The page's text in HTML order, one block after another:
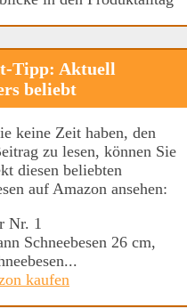
Tipp: Aktuell
beliebt
keine Zeit haben, den
zu lesen, können Sie
diesen beliebten
auf Amazon ansehen:
Nr. 1
Schneebesen 26 cm,
kaufen